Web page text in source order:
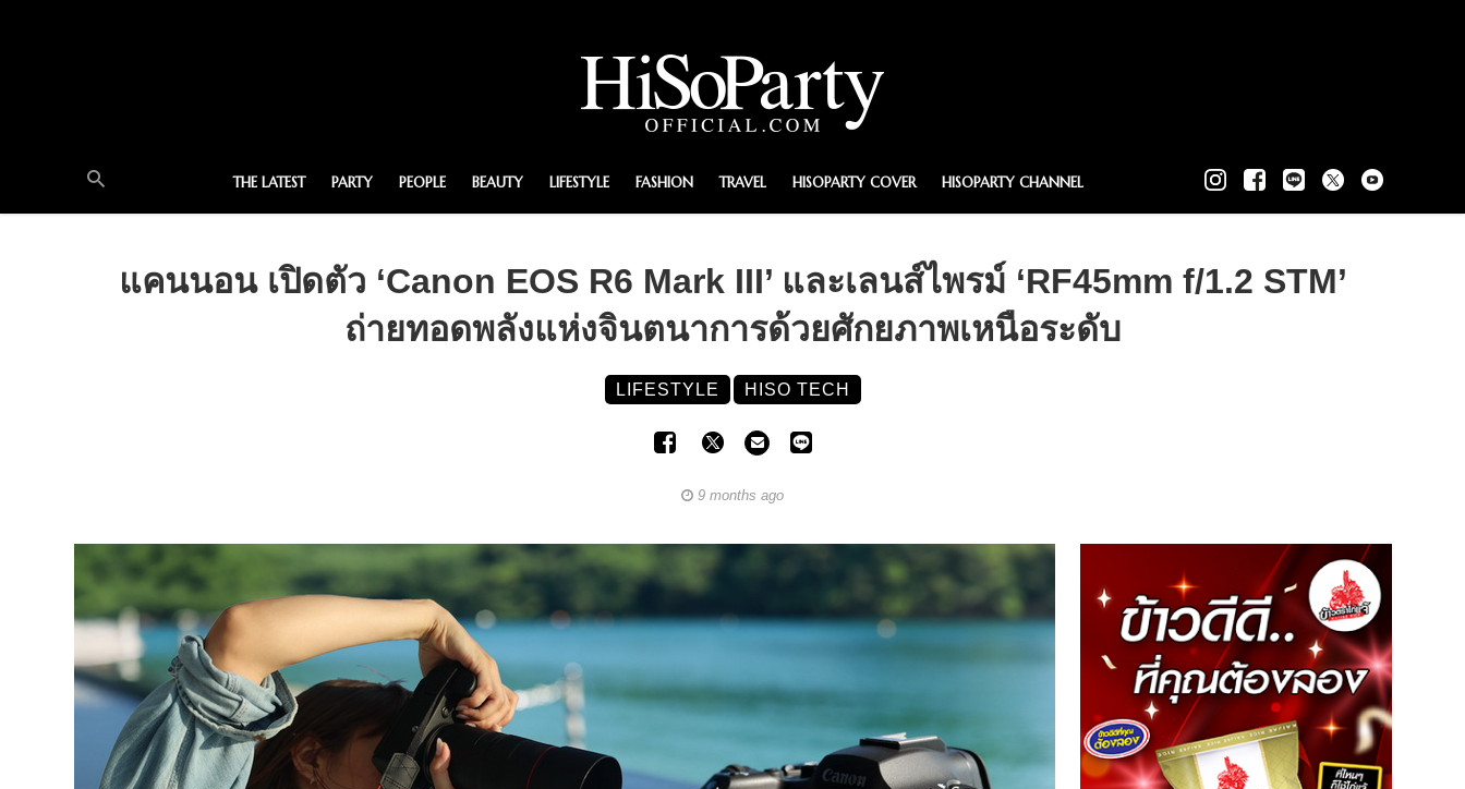
THE LATEST PARTY PEOPLE BEAUTY LIFESTYLE FASHION TRAVEL HISOPARTY COVER HISOPARTY CHANNEL
แคนนอน เปิดตัว ‘Canon EOS R6 Mark III’ และเลนส์ไพรม์ ‘RF45mm f/1.2 STM’
ถ่ายทอดพลังแห่งจินตนาการด้วยศักยภาพเหนือระดับ
LIFESTYLE HISO TECH
9 months ago